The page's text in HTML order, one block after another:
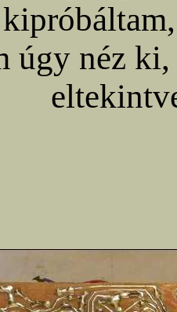
úgy néz